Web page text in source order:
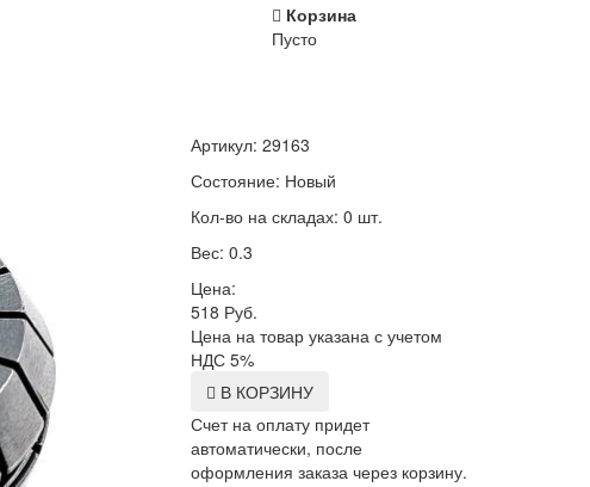
Корзина
Пусто
Артикул: 29163
Состояние: Новый
Кол-во на складах: 0 шт.
Вес: 0.3
Цена:
518 Руб.
Цена на товар указана с учетом
НДС 5%
В КОРЗИНУ
Счет на оплату придет
автоматически, после
оформления заказа через корзину.